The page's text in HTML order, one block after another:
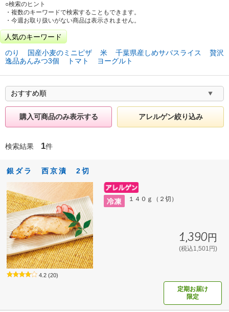
○検索のヒント
・複数のキーワードで検索することもできます。
・今週お取り扱いがない商品は表示されません。
人気のキーワード
のり
国産小麦のミニピザ 米 千葉県産しめサバスライス
贅沢
逸品あんみつ3個
トマト ヨーグルト
購入可商品のみ表示する アレルゲン絞り込み
検索結果 1件
銀ダラ 西京漬 2切
１４０ｇ（２切）
1,390円
(税込1,501円)
4.2 (20)
定期お届け
限定